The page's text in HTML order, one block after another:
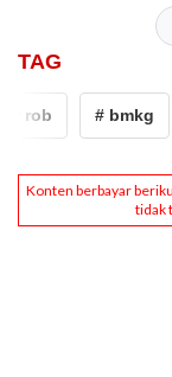
TAG
rob # bmkg